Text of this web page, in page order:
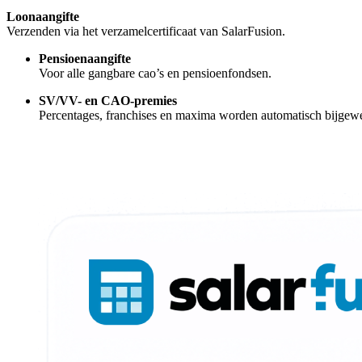
Loonaangifte
Verzenden via het verzamelcertificaat van SalarFusion.
Pensioenaangifte
Voor alle gangbare cao’s en pensioenfondsen.
SV/VV- en CAO-premies
Percentages, franchises en maxima worden automatisch